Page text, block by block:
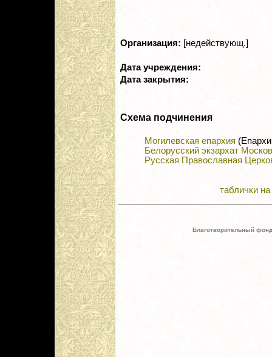
Организация: [недействующ.]
Дата учреждения:
Дата закрытия:
Схема подчинения
Могилевская епархия
Белорусский экзархат
Русская Православная
таблички
Благотворительный